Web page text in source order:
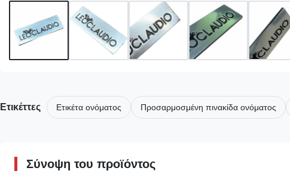
Ετικέττες Ετικέτα ονόματος Προσαρμοσμένη πινακίδα ονόματος
Σύνοψη του προϊόντος